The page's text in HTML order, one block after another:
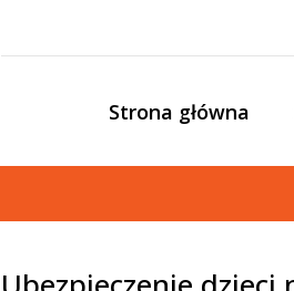
Strona główna